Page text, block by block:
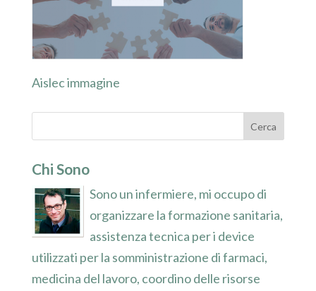
Aislec immagine
Chi Sono
Sono un infermiere, mi occupo di
organizzare la formazione sanitaria,
assistenza tecnica per i device
utilizzati per la somministrazione di farmaci,
medicina del lavoro, coordino delle risorse